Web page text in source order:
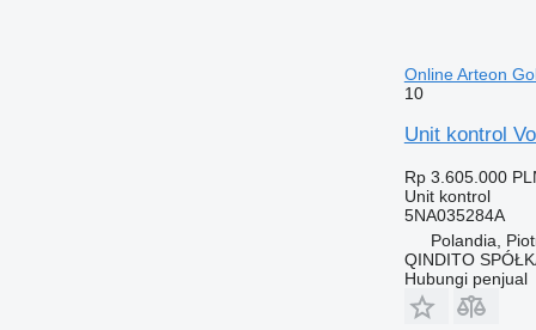
Online Arteon
10
Unit kontrol
Rp 3.605.000
Unit kontrol
5NA035284A
Polandia,
QINDITO
Hubungi penjual